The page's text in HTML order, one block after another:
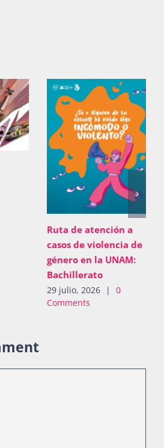
Ruta de atención a
casos de violencia de
género en la UNAM:
Bachillerato
29 julio, 2026 |
0
Comments